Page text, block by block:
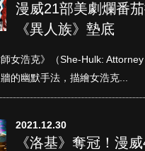
漫威21部美劇爛番
《異人族》墊底
女浩克》（She-Hulk:
的幽默手法，描繪女浩克...
2021.12.30
《洛基》奪冠！漫